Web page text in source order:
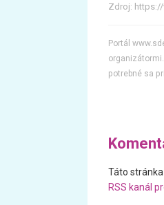
Zdroj:
Portál
potrebné sa
Táto
RSS kanál